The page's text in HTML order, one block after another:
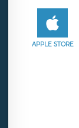
APPLE STORE